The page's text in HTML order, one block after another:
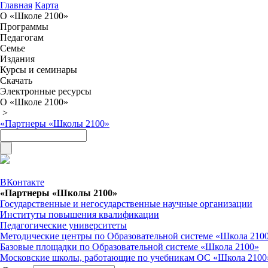
Главная Карта
О «Школе 2100»
Программы
Педагогам
Семье
Издания
Курсы и семинары
Скачать
Электронные ресурсы
О «Школе 2100»
>
«Партнеры «Школы 2100»
ВКонтакте
«Партнеры «Школы 2100»
Государственные и негосударственные научные организации
Институты повышения квалификации
Педагогические университеты
Методические центры по Образовательной системе «Школа
Базовые площадки по Образовательной системе «Школа 2100»
Московские школы, работающие по учебникам ОС «Школа